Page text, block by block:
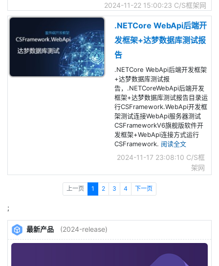
2024-11-22 15:00:23 C/S框架网
.NETCore WebApi后端开
发框架+达梦数据库测试报
告
.NETCore WebApi后端开发框架
+达梦数据库测试报
告，.NETCoreWebApi后端开发
框架+达梦数据库测试报告目录运
行CSFramework.WebApi开发框
架测试连接WebApi服务器测试
CSFrameworkV6旗舰版软件开
发框架+WebApi连接方式运行
CSFramework. 阅读全文
2024-11-17 23:08:10 C/S框
架网
上一页 1 2 3 4 下一页
;
最新产品 (2024-release)